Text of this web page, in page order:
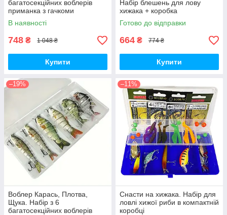
багатосекційних воблерів
приманка з гачкоми
В наявності
748 ₴ 1 048 ₴
Купити
Набір блешень для лову
хижака + коробка
Готово до відправки
664 ₴ 774 ₴
Купити
–19%
Воблер Карась, Плотва,
Щука. Набір з 6
багатосекційних воблерів
–11%
Снасти на хижака. Набір для
ловлі хижої риби в компактній
коробці